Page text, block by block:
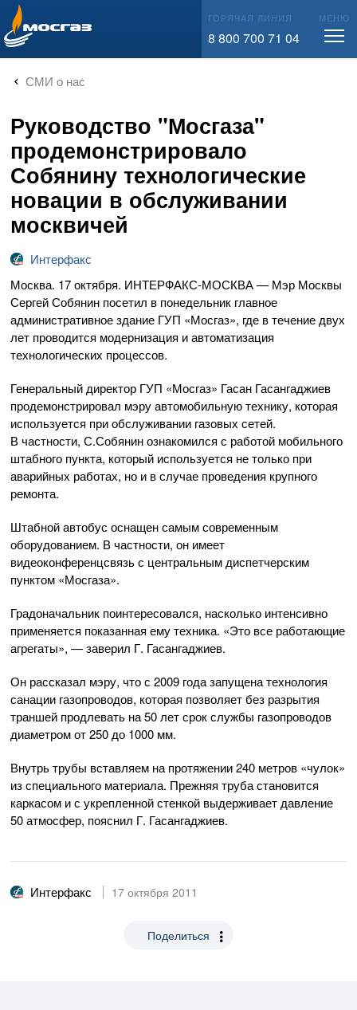
info@mos-gaz.ru ГОРЯЧАЯ ЛИНИЯ
8 800 700 71 04
МЕНЮ
СМИ о нас
Руководство "Мосгаза"
продемонстрировало
Собянину технологические
новации в обслуживании
москвичей
Интерфакс
Москва. 17 октября. ИНТЕРФАКС-МОСКВА— Мэр Москвы
Сергей Собянин посетил в понедельник главное
административное здание ГУП «Мосгаз», где в течение двух
лет проводится модернизация и автоматизация
технологических процессов.
Генеральный директор ГУП «Мосгаз» Гасан Гасангаджиев
продемонстрировал мэру автомобильную технику, которая
используется при обслуживании газовых сетей.
В частности, С.Собянин ознакомился с работой мобильного
штабного пункта, который используется не только при
аварийных работах, но и в случае проведения крупного
ремонта.
Штабной автобус оснащен самым современным
оборудованием. В частности, он имеет
видеоконференцсвязь с центральным диспетчерским
пунктом «Мосгаза».
Градоначальник поинтересовался, насколько интенсивно
применяется показанная ему техника. «Это все работающие
агрегаты», — заверил Г. Гасангаджиев.
Он рассказал мэру, что с 2009 года запущена технология
санации газопроводов, которая позволяет без разрытия
траншей продлевать на 50 лет срок службы газопроводов
диаметром от 250 до 1000 мм.
Внутрь трубы вставляем на протяжении 240 метров «чулок»
из специального материала. Прежняя труба становится
каркасом и с укрепленной стенкой выдерживает давление
50 атмосфер, пояснил Г. Гасангаджиев.
Интерфакс 17 октября 2011
Поделиться